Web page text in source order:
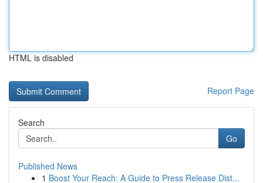
HTML is disabled
Report Page
Search
Go
Published News
1 Boost Your Reach: A Guide to Press Release Dist...